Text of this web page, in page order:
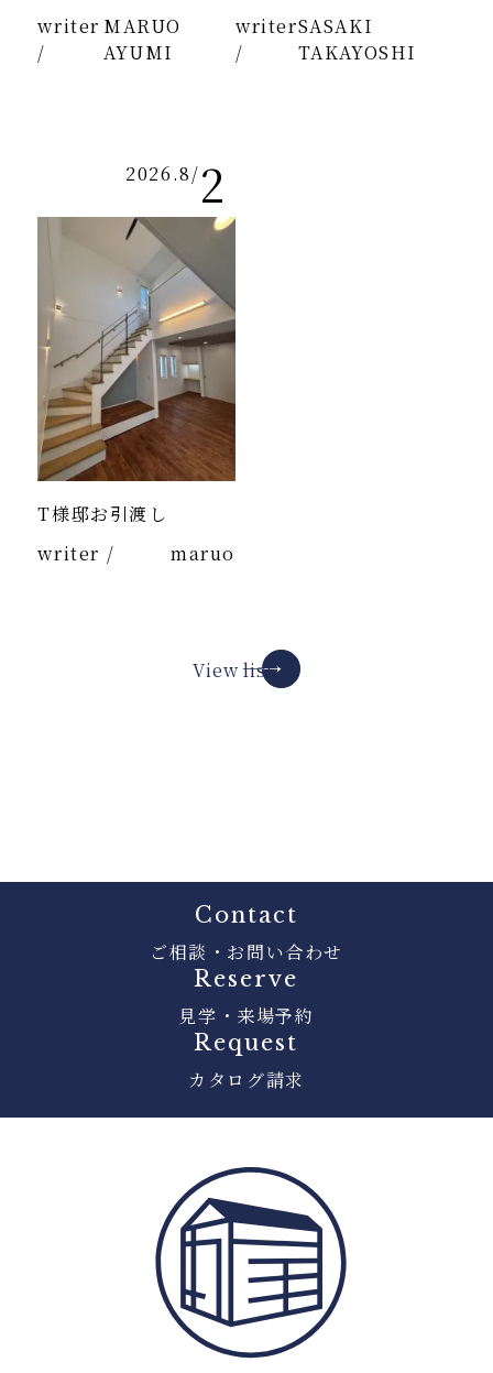
writer
/
MARUO
AYUMI
ータより
writer
/
SASAKI
TAKAYOSHI
2026.8/2
T様邸お引渡し
writer /
maruo
View list
Contact
ご相談・お問い合わせ
Reserve
見学・来場予約
Request
カタログ請求